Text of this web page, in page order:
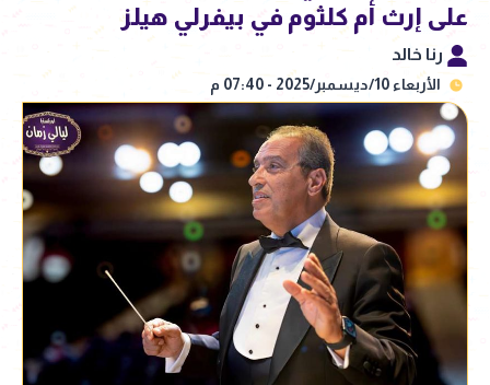
على إرث أم كلثوم في بيفرلي هيلز
رنا خالد
الأربعاء 10/ديسمبر/2025 - 07:40 م